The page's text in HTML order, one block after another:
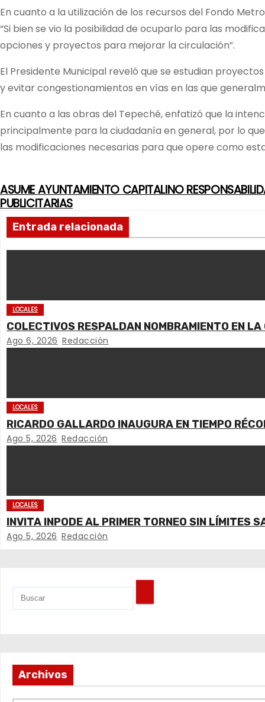
En cuanto a la utilización de los recursos del Fondo
“Si bien se vio la posibilidad de ocuparlo para las
opciones y proyectos para mejorar la circulación”.
El Presidente Municipal reveló que se estudian
y evitar congestionamientos en vías en las que
En cuanto a las obras del Tepeché, enfatizó que la
principalmente para la ciudadanía en general, por lo
las modificaciones necesarias para que opere como
N
a
v
g
a
c
ó
n
d
e
n
t
ASUME AYUNTAMIENTO CAPITALINO
PUBLICITARIAS
Entrada relacionada
LOCALES
COLECTIVOS RESPALDAN NOMBRAMIENTO EN
Ago 6, 2026 Redacción
LOCALES
RICARDO GALLARDO INAUGURA EN TIEMPO
Ago 5, 2026 Redacción
LOCALES
INVITA INPODE AL PRIMER TORNEO SIN LÍMITES
Ago 5, 2026 Redacción
Archivos